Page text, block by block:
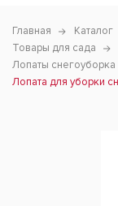
Главная Каталог
Товары для сада
Лопаты снегоуборка
Лопата для уборки